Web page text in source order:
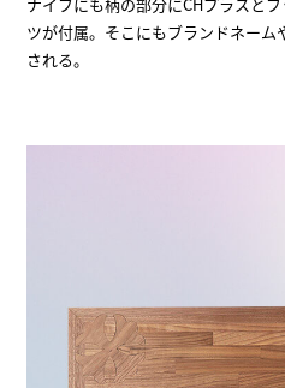
ツが付属。そこにもブランドネー
される。